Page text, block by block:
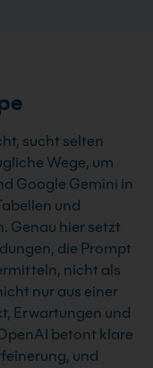
sucht selten
Wege, um
Google Gemini in
und
Genau hier setzt
die Prompt
nicht als
nur aus einer
Erwartungen und
betont klare
und